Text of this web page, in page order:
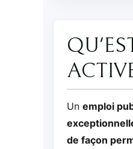
Un emploi
de façon